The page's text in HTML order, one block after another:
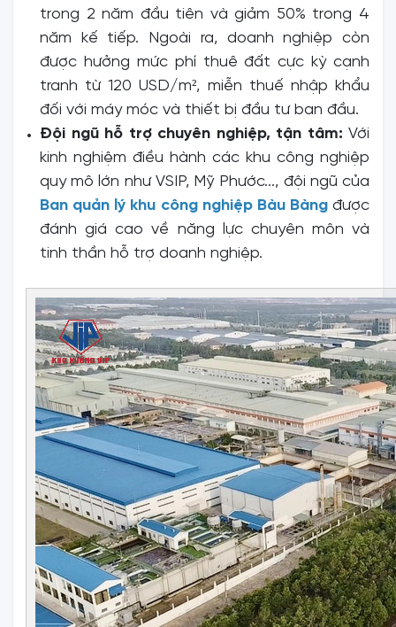
trong 2 năm đầu tiên và giảm 50% trong 4
năm kế tiếp. Ngoài ra, doanh nghiệp còn
được hưởng mức phí thuê đất cực kỳ cạnh
tranh từ 120 USD/m², miễn thuế nhập khẩu
đối với máy móc và thiết bị đầu tư ban đầu.
Đội ngũ hỗ trợ chuyên nghiệp, tận tâm: Với
kinh nghiệm điều hành các khu công nghiệp
quy mô lớn như VSIP, Mỹ Phước..., đội ngũ của
Ban quản lý khu công nghiệp Bàu Bàngđược
đánh giá cao về năng lực chuyên môn và
tinh thần hỗ trợ doanh nghiệp.